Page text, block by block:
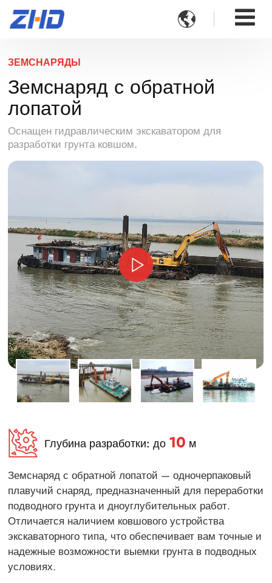

ЗЕМСНАРЯДЫ
Земснаряд с обратной
лопатой
Оснащен гидравлическим экскаватором для
разработки грунта ковшом.
Глубина разработки: до 10 м
Земснаряд с обратной лопатой — одночерпаковый
плавучий снаряд, предназначенный для переработки
подводного грунта и дноуглубительных работ.
Отличается наличием ковшового устройства
экскаваторного типа, что обеспечивает вам точные и
надежные возможности выемки грунта в подводных
условиях.